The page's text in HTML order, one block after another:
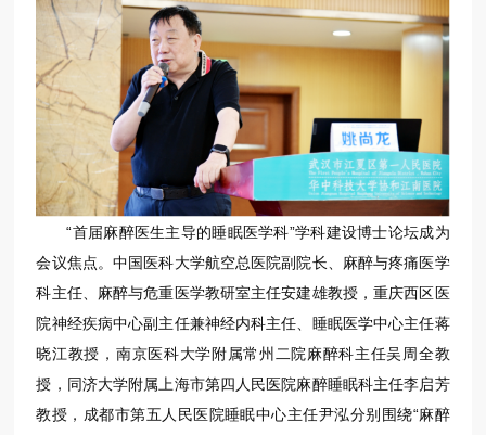
“首届麻醉医生主导的睡眠医学科”学科建设博士论坛成为
会议焦点。中国医科大学航空总医院副院长、麻醉与疼痛医学
科主任、麻醉与危重医学教研室主任安建雄教授，重庆西区医
院神经疾病中心副主任兼神经内科主任、睡眠医学中心主任蒋
晓江教授，南京医科大学附属常州二院麻醉科主任吴周全教
授，同济大学附属上海市第四人民医院麻醉睡眠科主任李启芳
教授，成都市第五人民医院睡眠中心主任尹泓分别围绕“麻醉